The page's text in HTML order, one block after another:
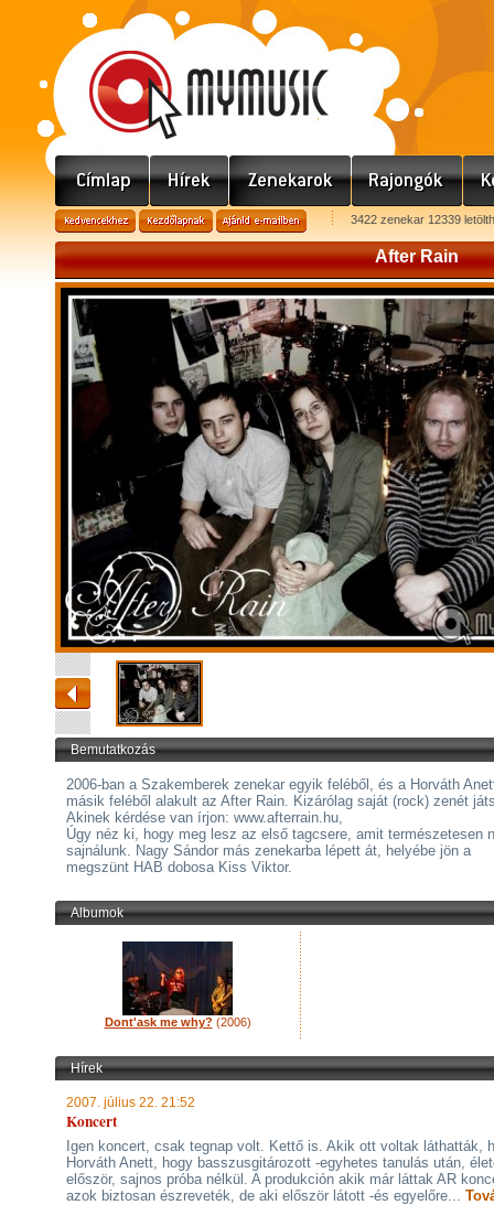
3422 zenekar 12339
After Rain
Bemutatkozás
2006-ban a Szakemberek zenekar egyik feléből, és a Horváth
másik feléből alakult az After Rain. Kizárólag saját (rock) zenét
Akinek kérdése van írjon: www.afterrain.hu,
Úgy néz ki, hogy meg lesz az első tagcsere, amit természetesen
sajnálunk. Nagy Sándor más zenekarba lépett át, helyébe jön a
megszünt HAB dobosa Kiss Viktor.
Albumok
Dont'ask me why? (2006)
Hírek
2007. július 22. 21:52
Koncert
Igen koncert, csak tegnap volt. Kettő is. Akik ott voltak láthatták,
Horváth Anett, hogy basszusgitározott -egyhetes tanulás után,
először, sajnos próba nélkül. A produkción akik már láttak AR
azok biztosan észreveték, de aki először látott -és egyelőre...